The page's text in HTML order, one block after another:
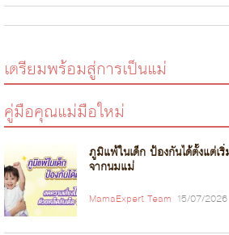
เตรียมพร้อมสู่การเป็นแม่
คู่มือคุณแม่มือใหม่
ภูมิแพ้ในเด็ก ป้องกันได้ตั้งแต่เ
จากนมแม่
MamaExpert Team 15/07/2026